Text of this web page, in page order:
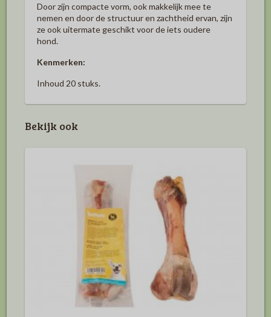
Door zijn compacte vorm, ook makkelijk mee te
nemen en door de structuur en zachtheid ervan, zijn
ze ook uitermate geschikt voor de iets oudere
hond.
Kenmerken:
Inhoud 20 stuks.
Bekijk ook